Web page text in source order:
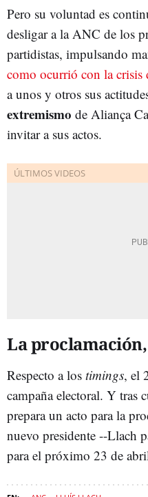
Pero su voluntad es
desligar a la ANC de los
partidistas, impulsando
como ocurrió con la crisis
a unos y otros sus
extremismo de Aliança
invitar a sus actos.
La
Respecto a los timings, el
campaña electoral. Y tras
prepara un acto para la
nuevo presidente --Llach
para el próximo 23 de